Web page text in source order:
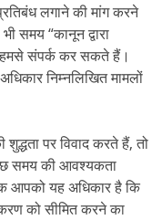
लगाने की मांग करने
समय “कानून द्वारा
हमसे संपर्क कर सकते हैं।
निम्नलिखित मामलों
पर विवाद करते हैं, तो
समय की आवश्यकता
आपको यह अधिकार है कि
को सीमित करने का